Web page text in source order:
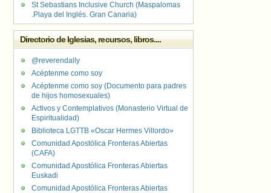
St Sebastians Inclusive Church (Maspalomas
.Playa del Inglés. Gran Canaria)
Directorio de Iglesias, recursos, libros....
@reverendally
Acéptenme como soy
Acéptenme como soy (Documento para padres
de hijos homosexuales)
Activos y Contemplativos (Monasterio Virtual de
Espiritualidad)
Biblioteca LGTTB «Oscar Hermes Villordo»
Comunidad Apostólica Fronteras Abiertas
(CAFA)
Comunidad Apostólica Fronteras Abiertas
Euskadi
Comunidad Apostólica Fronteras Abiertas